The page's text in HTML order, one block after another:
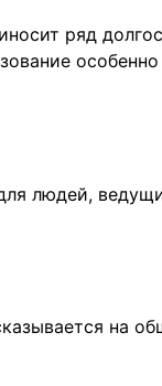
ряд
особенно
людей,
на